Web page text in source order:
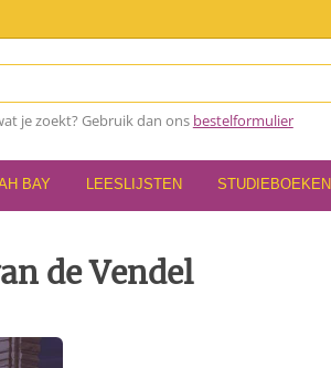
je zoekt? Gebruik dan ons bestelformulier
BAY LEESLIJSTEN STUDIEBOEKEN
de Vendel